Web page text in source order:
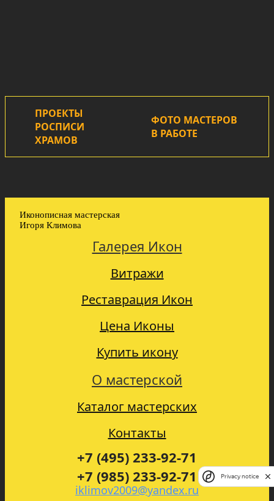
ПРОЕКТЫ
РОСПИСИ
ХРАМОВ
ФОТО МАСТЕРОВ
В РАБОТЕ
Иконописная мастерская
Игоря Климова
Галерея Икон
Витражи
Реставрация Икон
Цена Иконы
Купить икону
О мастерской
Каталог мастерских
Контакты
+7 (495) 233-92-71
+7 (985) 233-92-71
iklimov2009@yandex.ru
Privacy notice